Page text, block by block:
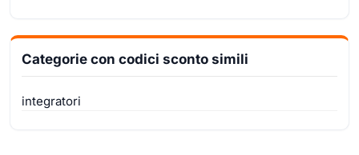
Categorie con codici sconto simili
integratori